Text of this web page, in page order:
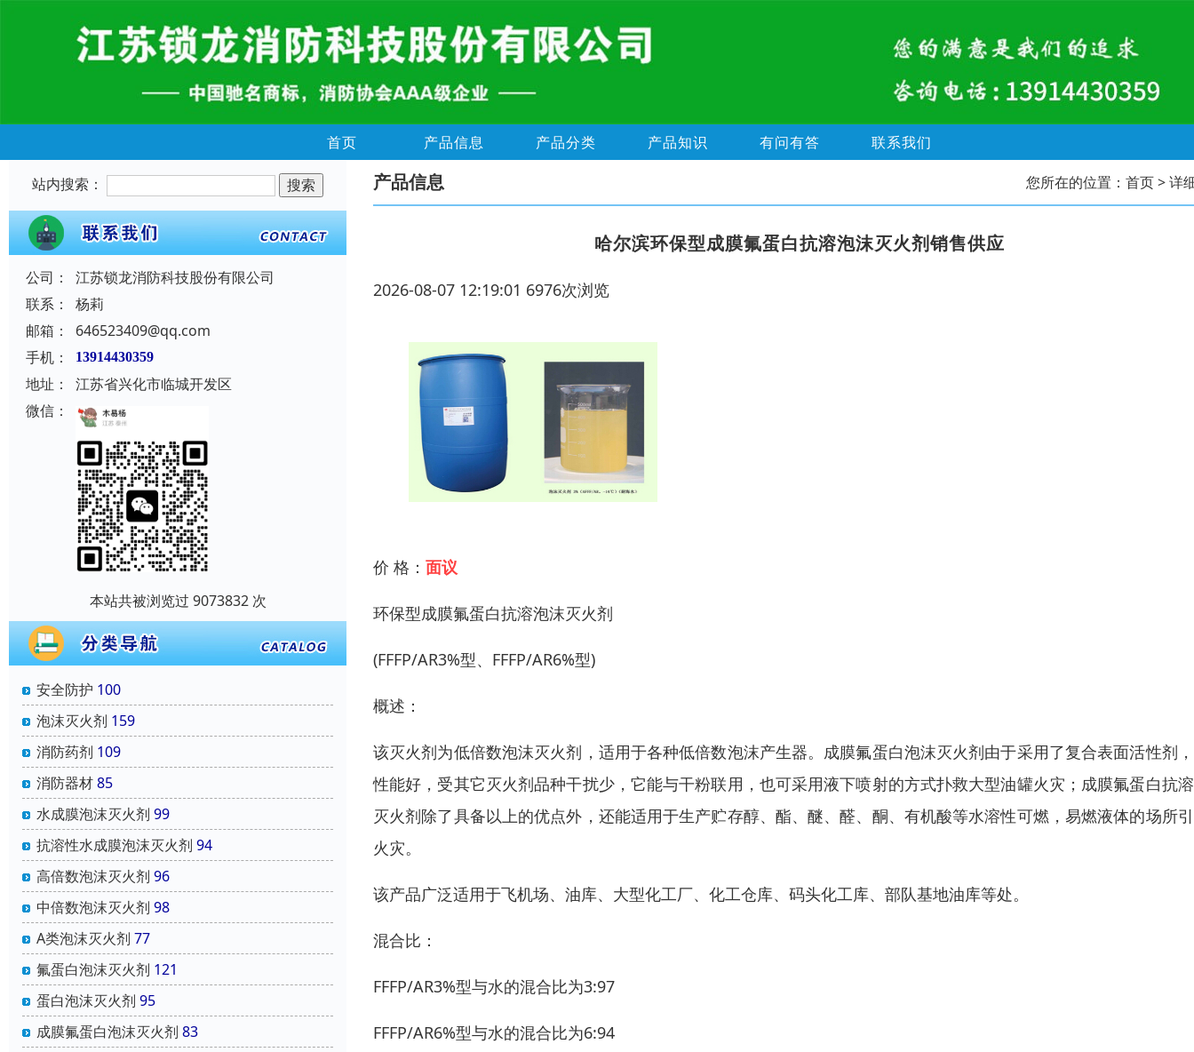
首页 产品信息 产品分类 产品知识 有问有答 联系我们
站内搜索：
公司：
江苏锁龙消防科技股份有限公司
联系：
杨莉
邮箱：
646523409@qq.com
手机：
13914430359
地址：
江苏省兴化市临城开发区
微信：
本站共被浏览过 9073832 次
安全防护 100
泡沫灭火剂 159
消防药剂 109
消防器材85
水成膜泡沫灭火剂 99
抗溶性水成膜泡沫灭火剂 94
高倍数泡沫灭火剂 96
中倍数泡沫灭火剂 98
A类泡沫灭火剂 77
氟蛋白泡沫灭火剂 121
蛋白泡沫灭火剂 95
成膜氟蛋白泡沫灭火剂 83
产品信息 您所在的位置： 首页> 详
哈尔滨环保型成膜氟蛋白抗溶泡沫灭火剂销售供应
2026-08-07 12:19:01 6976次浏览
价 格： 面议
环保型成膜氟蛋白抗溶泡沫灭火剂
(FFFP/AR3%型、FFFP/AR6%型)
概述：
该灭火剂为低倍数泡沫灭火剂，适用于各种低倍数泡沫产生器。成膜氟蛋白泡沫灭火剂由于采用了复合表面活性剂
性能好，受其它灭火剂品种干扰少，它能与干粉联用，也可采用液下喷射的方式扑救大型油罐火灾；成膜氟蛋白抗
灭火剂除了具备以上的优点外，还能适用于生产贮存醇、酯、醚、醛、酮、有机酸等水溶性可燃，易燃液体的场所
火灾。
该产品广泛适用于飞机场、油库、大型化工厂、化工仓库、码头化工库、部队基地油库等处。
混合比：
FFFP/AR3%型与水的混合比为3:97
FFFP/AR6%型与水的混合比为6:94